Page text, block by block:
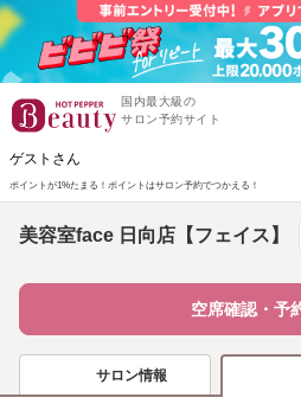
国内最大級の
サロン予約サイト
ゲストさん
ポイントが1%たまる！ ポイントはサロン予約でつかえる！
美容室face 日向店【フェイス】
空席確認・予
サロン情報